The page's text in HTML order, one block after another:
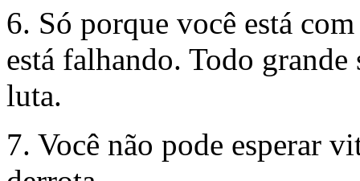
6. Só porque você está
está falhando. Todo
luta.
7. Você não pode esperar